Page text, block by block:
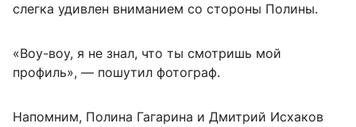
слегка удивлен вниманием со стороны Полины.
«Воу-воу, я не знал, что ты смотришь мой
профиль», — пошутил фотограф.
Напомним, Полина Гагарина и Дмитрий Исхаков